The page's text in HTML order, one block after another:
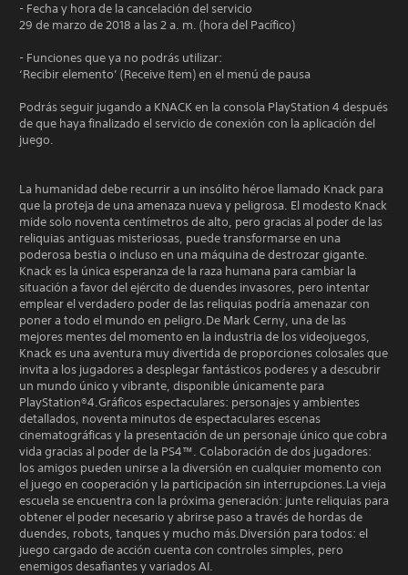
- Fecha y hora de la cancelación del servicio
29 de marzo de 2018 a las 2 a. m. (hora del Pacífico)
- Funciones que ya no podrás utilizar:
‘Recibir elemento’ (Receive Item) en el menú de pausa
Podrás seguir jugando a KNACK en la consola PlayStation 4 después
de que haya finalizado el servicio de conexión con la aplicación del
juego.
La humanidad debe recurrir a un insólito héroe llamado Knack para
que la proteja de una amenaza nueva y peligrosa. El modesto Knack
mide solo noventa centímetros de alto, pero gracias al poder de las
reliquias antiguas misteriosas, puede transformarse en una
poderosa bestia o incluso en una máquina de destrozar gigante.
Knack es la única esperanza de la raza humana para cambiar la
situación a favor del ejército de duendes invasores, pero intentar
emplear el verdadero poder de las reliquias podría amenazar con
poner a todo el mundo en peligro.De Mark Cerny, una de las
mejores mentes del momento en la industria de los videojuegos,
Knack es una aventura muy divertida de proporciones colosales que
invita a los jugadores a desplegar fantásticos poderes y a descubrir
un mundo único y vibrante, disponible únicamente para
PlayStation®4.Gráficos espectaculares: personajes y ambientes
detallados, noventa minutos de espectaculares escenas
cinematográficas y la presentación de un personaje único que cobra
vida gracias al poder de la PS4™. Colaboración de dos jugadores:
los amigos pueden unirse a la diversión en cualquier momento con
el juego en cooperación y la participación sin interrupciones.La vieja
escuela se encuentra con la próxima generación: junte reliquias para
obtener el poder necesario y abrirse paso a través de hordas de
duendes, robots, tanques y mucho más.Diversión para todos: el
juego cargado de acción cuenta con controles simples, pero
enemigos desafiantes y variados AI.